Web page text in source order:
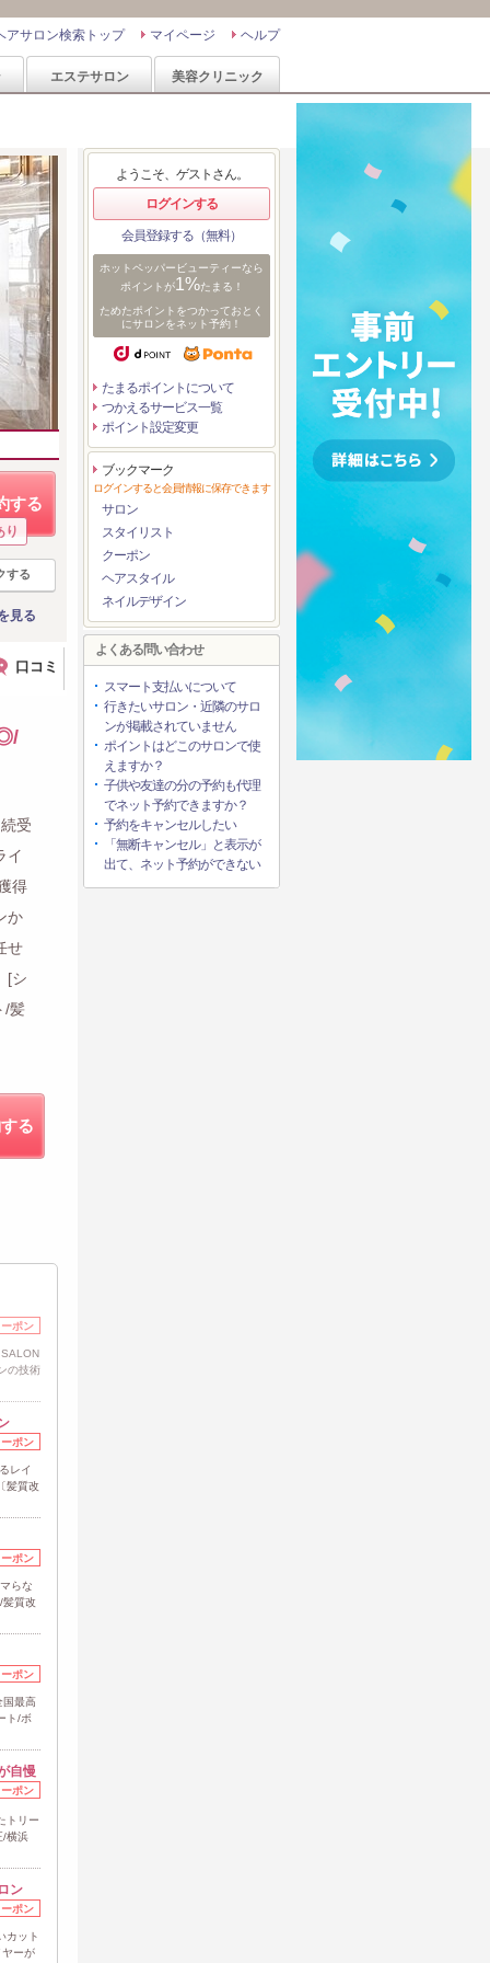
ヘルプ
マイページ
アサロン検索トップ
エステサロン 美容クリニック
する
り
する
見る
口コミ
受
イ
得
か
せ
[シ
/髪
る
ポン
の技術
ポン
レイ
髪質改
ポン
らな
質改
ポン
国最高
ト/ボ
自慢
ポン
トリー
/横浜
ン
ポン
カット
ーが
ようこそ、ゲストさん。
ログインする
会員登録する（無料）
ホットペッパービューティーなら
ポイントが1%たまる！
ためたポイントをつかっておとく
にサロンをネット予約！
たまるポイントについて
つかえるサービス一覧
ポイント設定変更
ブックマーク
ログインすると会員情報に保存できます
サロン
スタイリスト
クーポン
ヘアスタイル
ネイルデザイン
よくある問い合わせ
スマート支払いについて
行きたいサロン・近隣のサロ
ンが掲載されていません
ポイントはどこのサロンで使
えますか？
子供や友達の分の予約も代理
でネット予約できますか？
予約をキャンセルしたい
「無断キャンセル」と表示が
出て、ネット予約ができない